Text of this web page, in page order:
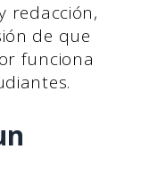
redacción,
de que
funciona